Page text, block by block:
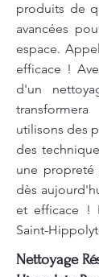
produits de
avancées
espace.
efficace !
d'un
utilisons des
des
une propreté
dès
et efficace !
Saint-
Nettoyage